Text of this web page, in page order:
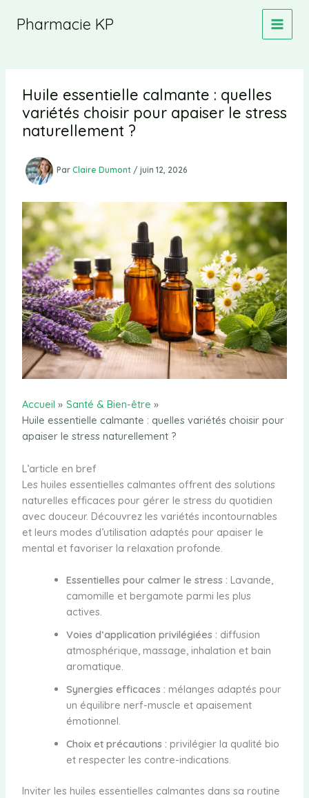
Pharmacie KP
Huile essentielle calmante : quelles
variétés choisir pour apaiser le stress
naturellement ?
Par Claire Dumont / juin 12, 2026
Accueil
Santé & Bien-être
Huile essentielle calmante : quelles variétés choisir pour
apaiser le stress naturellement ?
L’article en bref
Les huiles essentielles calmantes offrent des solutions
naturelles efficaces pour gérer le stress du quotidien
avec douceur. Découvrez les variétés incontournables
et leurs modes d’utilisation adaptés pour apaiser le
mental et favoriser la relaxation profonde.
Essentielles pour calmer le stress : Lavande,
camomille et bergamote parmi les plus
actives.
Voies d’application privilégiées : diffusion
atmosphérique, massage, inhalation et bain
aromatique.
Synergies efficaces : mélanges adaptés pour
un équilibre nerf-muscle et apaisement
émotionnel.
Choix et précautions : privilégier la qualité bio
et respecter les contre-indications.
Inviter les huiles essentielles calmantes dans sa routine